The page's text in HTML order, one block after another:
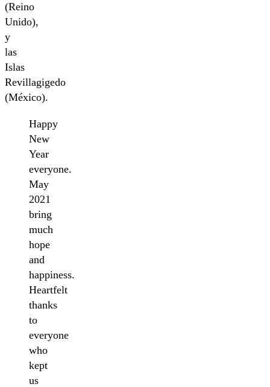
(Reino
Unido),
y
las
Islas
Revillagigedo
(México).
Happy
New
Year
everyone.
May
2021
bring
much
hope
and
happiness.
Heartfelt
thanks
to
everyone
who
kept
us